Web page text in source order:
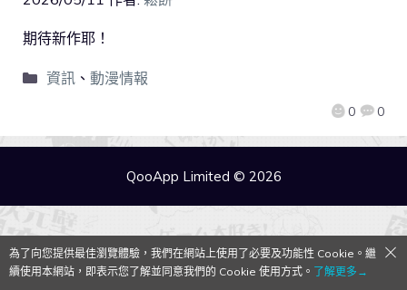
0 0
期待新作耶！
資訊、 動漫情報
QooApp Limited © 2026
為了向您提供最佳瀏覽體驗，我們在網站上使用了必要及功能性 Cookie。繼
續使用本網站，即表示您了解並同意我們的 Cookie 使用方式。 了解更多→